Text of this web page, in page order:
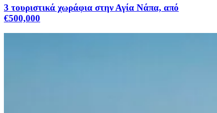
3 τουριστικά χωράφια στην Αγία Νάπα, από
€500,000